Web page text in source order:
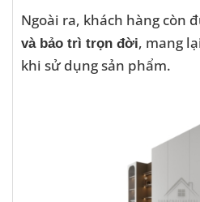
Ngoài ra, khách hàng còn
và bảo trì trọn đời, mang
khi sử dụng sản phẩm.